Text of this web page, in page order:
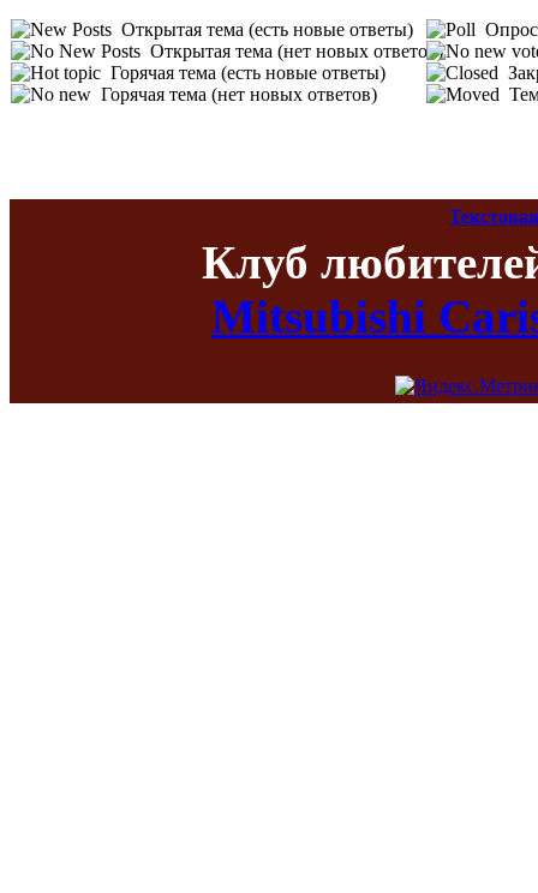
Открытая тема (есть новые ответы)
Открытая тема (нет новых ответов)
Горячая тема (есть новые ответы)
Горячая тема (нет новых ответов)
Опрос
Клуб
Mitsubishi